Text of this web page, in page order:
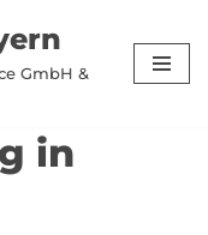
GmbH &
in